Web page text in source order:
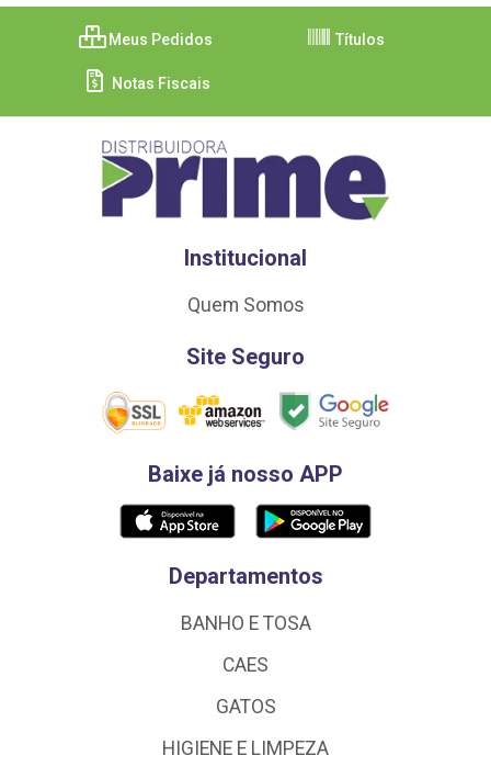
Meus Pedidos Títulos
Notas Fiscais
Institucional
Quem Somos
Site Seguro
Baixe já nosso APP
Departamentos
BANHO E TOSA
CAES
GATOS
HIGIENE E LIMPEZA